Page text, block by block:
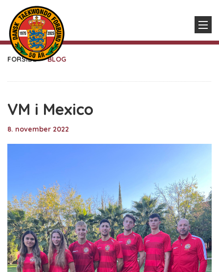
FORSIDE BLOG
VM i Mexico
8. november 2022